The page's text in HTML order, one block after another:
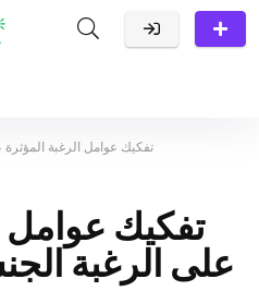
تفكيك عوامل الرغبة
تفكيك عوامل
على الرغبة